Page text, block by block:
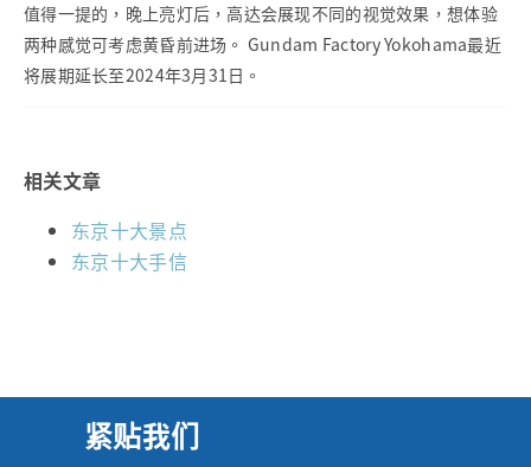
值得一提的，晚上亮灯后，高达会展现不同的视觉效果，想体验
两种感觉可考虑黄昏前进场。 Gundam Factory Yokohama最近
将展期延长至2024年3月31日。
相关文章
东京十大景点
东京十大手信
紧贴我们